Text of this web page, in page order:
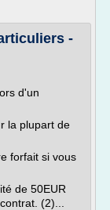
-
d'un
la plupart de
forfait si vous
de 50EUR
(2)...